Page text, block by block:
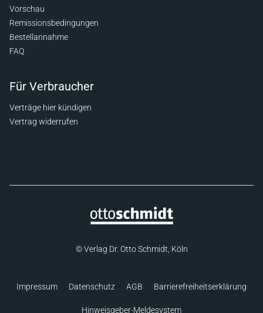
Vorschau
Remissionsbedingungen
Bestellannahme
FAQ
Für Verbraucher
Verträge hier kündigen
Vertrag widerrufen
© Verlag Dr. Otto Schmidt, Köln
Impressum Datenschutz AGB Barrierefreiheitserklärung
Hinweisgeber-Meldesystem